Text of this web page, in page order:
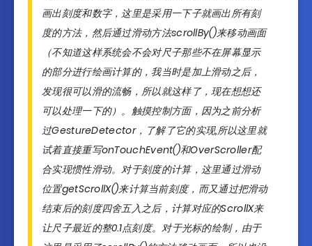
画出刻度和数字，这里是采用一下子就画出所有刻
度的方法，然后通过滑动方法scrollBy()来移动画面
（不知道这样系统会不会对尺子那些不在屏幕显示
的部分进行绘画计算的，我当时是加上滑动之后，
发现很可以滑的流畅，所以就这样了，现在想想还
可以处理一下的）。触摸控制方面，因为之前分析
过GestureDetector，了解了它的实现,所以这里就
试着直接重写onTouchEvent()和OverScroller配
合实现惯性滑动。对于刻度的计算，这里通过滑动
位置getScrollX()来计算当前刻度，而又通过把滑动
结束后的刻度四舍五入之后，计算对应的ScrollX来
让尺子最近的整0.1点刻度。对于光标的绘制，由于